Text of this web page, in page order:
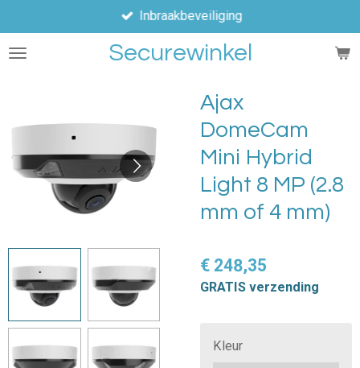
direct
naar
Securewinkel
Inbraakbeveiliging
Ajax
DomeCam
Mini Hybrid
Light 8 MP (2.8
mm of 4 mm)
€ 248,35
GRATIS verzending
Kleur